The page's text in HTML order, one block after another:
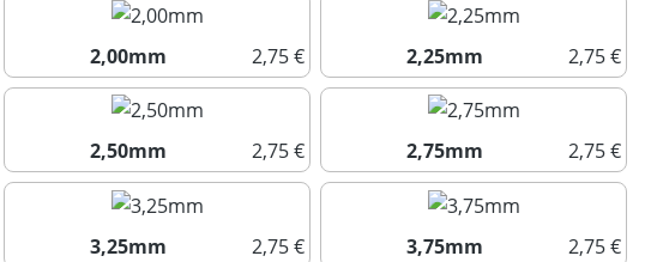
2,00mm
2,75 €
2,00mm
(Diese Option ist zurzeit nicht verfügbar.)
2,25mm
2,75 €
2,25mm
2,50mm
2,75 €
2,50mm
(Diese Option ist zurzeit nicht verfügbar.)
2,75mm
2,75 €
2,75mm
3,25mm
2,75 €
3,75mm
2,75 €